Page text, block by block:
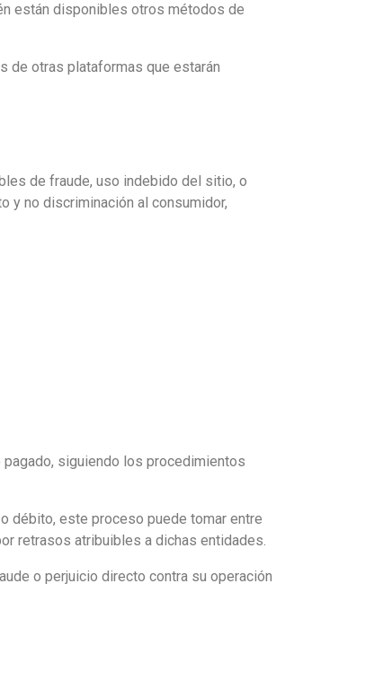
están disponibles otros métodos de
de otras plataformas que estarán
de fraude, uso indebido del sitio, o
y no discriminación al consumidor,
siguiendo los procedimientos
débito, este proceso puede tomar entre
retrasos atribuibles a dichas entidades.
o perjuicio directo contra su operación